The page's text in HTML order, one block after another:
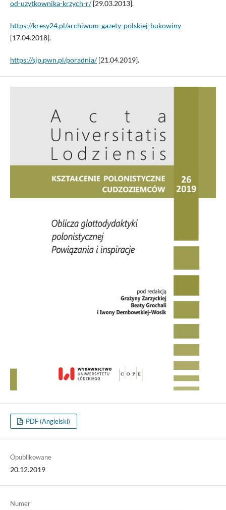
od-uzytkownika-krzych-r/[29.03.2013].
https://kresy24.pl/archiwum-gazety-polskiej-bukowiny
[17.04.2018].
https://sjp.pwn.pl/poradnia/[21.04.2019].
PDF (Angielski)
Opublikowane
20.12.2019
Numer